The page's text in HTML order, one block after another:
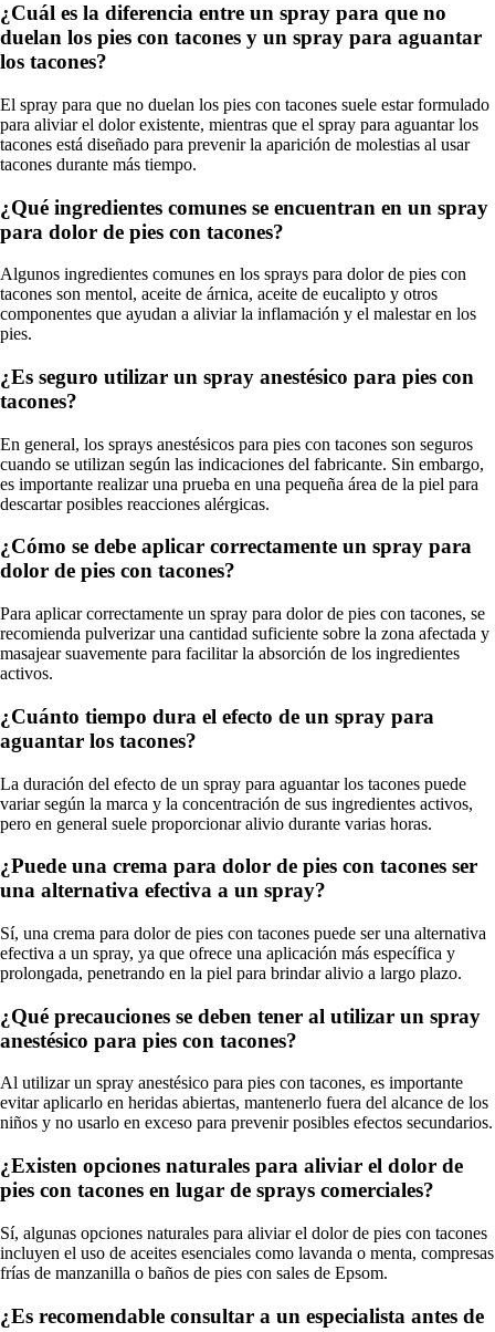
¿Cuál es la diferencia entre un spray para que no
duelan los pies con tacones y un spray para aguantar
los tacones?
El spray para que no duelan los pies con tacones suele estar formulado
para aliviar el dolor existente, mientras que el spray para aguantar los
tacones está diseñado para prevenir la aparición de molestias al usar
tacones durante más tiempo.
¿Qué ingredientes comunes se encuentran en un spray
para dolor de pies con tacones?
Algunos ingredientes comunes en los sprays para dolor de pies con
tacones son mentol, aceite de árnica, aceite de eucalipto y otros
componentes que ayudan a aliviar la inflamación y el malestar en los
pies.
¿Es seguro utilizar un spray anestésico para pies con
tacones?
En general, los sprays anestésicos para pies con tacones son seguros
cuando se utilizan según las indicaciones del fabricante. Sin embargo,
es importante realizar una prueba en una pequeña área de la piel para
descartar posibles reacciones alérgicas.
¿Cómo se debe aplicar correctamente un spray para
dolor de pies con tacones?
Para aplicar correctamente un spray para dolor de pies con tacones, se
recomienda pulverizar una cantidad suficiente sobre la zona afectada y
masajear suavemente para facilitar la absorción de los ingredientes
activos.
¿Cuánto tiempo dura el efecto de un spray para
aguantar los tacones?
La duración del efecto de un spray para aguantar los tacones puede
variar según la marca y la concentración de sus ingredientes activos,
pero en general suele proporcionar alivio durante varias horas.
¿Puede una crema para dolor de pies con tacones ser
una alternativa efectiva a un spray?
Sí, una crema para dolor de pies con tacones puede ser una alternativa
efectiva a un spray, ya que ofrece una aplicación más específica y
prolongada, penetrando en la piel para brindar alivio a largo plazo.
¿Qué precauciones se deben tener al utilizar un spray
anestésico para pies con tacones?
Al utilizar un spray anestésico para pies con tacones, es importante
evitar aplicarlo en heridas abiertas, mantenerlo fuera del alcance de los
niños y no usarlo en exceso para prevenir posibles efectos secundarios.
¿Existen opciones naturales para aliviar el dolor de
pies con tacones en lugar de sprays comerciales?
Sí, algunas opciones naturales para aliviar el dolor de pies con tacones
incluyen el uso de aceites esenciales como lavanda o menta, compresas
frías de manzanilla o baños de pies con sales de Epsom.
¿Es recomendable consultar a un especialista antes de